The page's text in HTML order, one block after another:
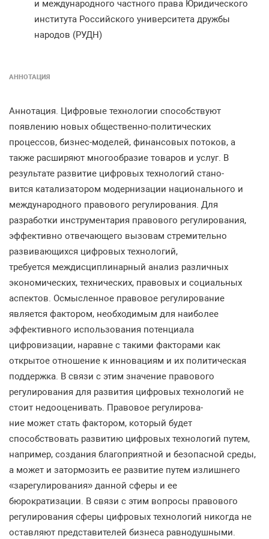
и международного частного права Юридического
института Российского университета дружбы
народов (РУДН)
АННОТАЦИЯ
Аннотация. Цифровые технологии способствуют
появлению новых общественно-политических
процессов, бизнес-моделей, финансовых потоков, а
также расширяют многообразие товаров и услуг. В
результате развитие цифровых технологий стано-
вится катализатором модернизации национального и
международного правового регулирования. Для
разработки инструментария правового регулирования,
эффективно отвечающего вызовам стремительно
развивающихся цифровых технологий,
требуется междисциплинарный анализ различных
экономических, технических, правовых и социальных
аспектов. Осмысленное правовое регулирование
является фактором, необходимым для наиболее
эффективного использования потенциала
цифровизации, наравне с такими факторами как
открытое отношение к инновациям и их политическая
поддержка. В связи с этим значение правового
регулирования для развития цифровых технологий не
стоит недооценивать. Правовое регулирова-
ние может стать фактором, который будет
способствовать развитию цифровых технологий путем,
например, создания благоприятной и безопасной среды,
а может и затормозить ее развитие путем излишнего
«зарегулирования» данной сферы и ее
бюрократизации. В связи с этим вопросы правового
регулирования сферы цифровых технологий никогда не
оставляют представителей бизнеса равнодушными.